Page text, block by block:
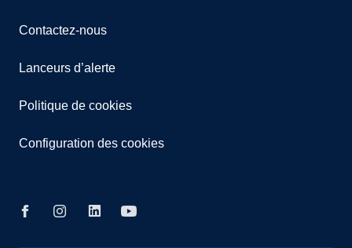
Contactez-nous
Lanceurs d’alerte
Politique de cookies
Configuration des cookies